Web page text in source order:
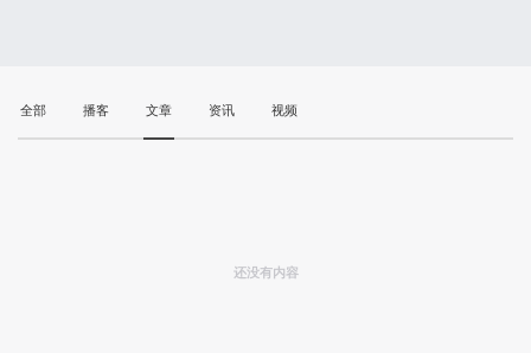
全部 播客 文章 资讯 视频
还没有内容